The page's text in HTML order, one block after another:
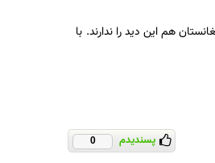
هم این دید را ندارند. با
پسندیدم 0